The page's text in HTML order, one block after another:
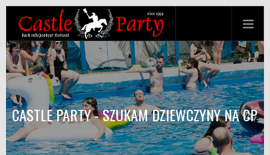
CASTLE PARTY - SZUKAM DZIEWCZYNY NA CP